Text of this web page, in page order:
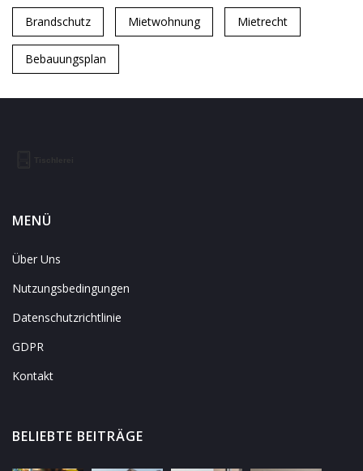
Brandschutz Mietwohnung Mietrecht
Bebauungsplan
MENÜ
Über Uns
Nutzungsbedingungen
Datenschutzrichtlinie
GDPR
Kontakt
BELIEBTE BEITRÄGE